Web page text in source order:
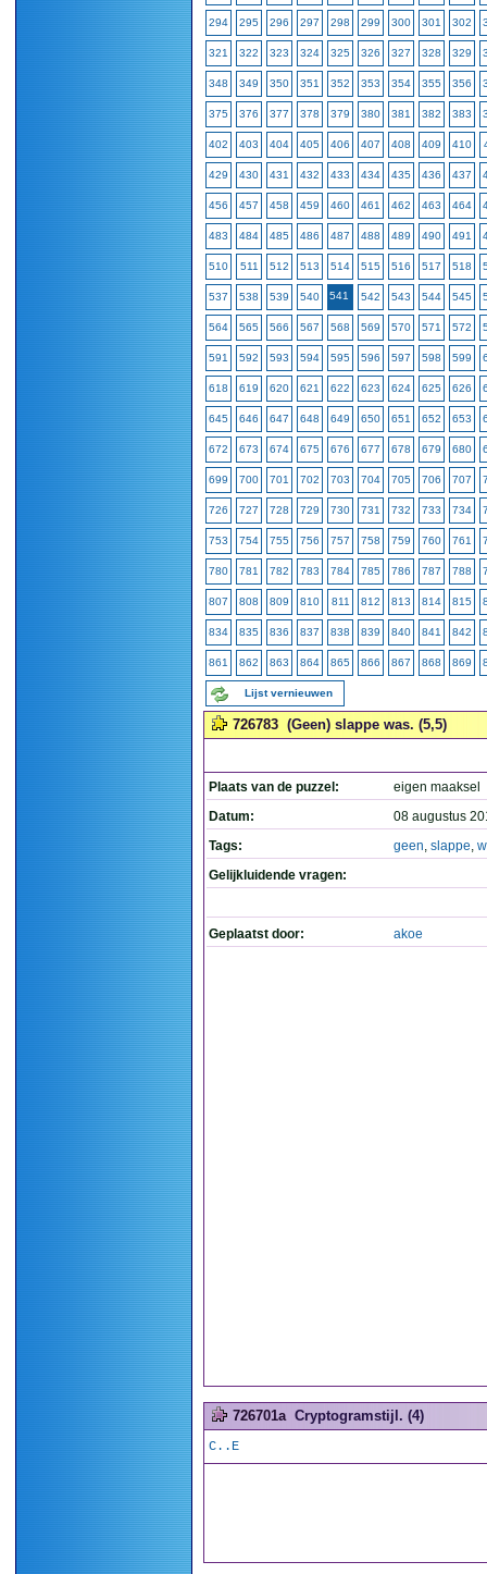
294 295 296 297 298 299 300 301 302
321 322 323 324 325 326 327 328 329
348 349 350 351 352 353 354 355 356
375 376 377 378 379 380 381 382 383
402 403 404 405 406 407 408 409 410
429 430 431 432 433 434 435 436 437
456 457 458 459 460 461 462 463 464
483 484 485 486 487 488 489 490 491
510 511 512 513 514 515 516 517 518
537 538 539 540 541 542 543 544 545
564 565 566 567 568 569 570 571 572
591 592 593 594 595 596 597 598 599
618 619 620 621 622 623 624 625 626
645 646 647 648 649 650 651 652 653
672 673 674 675 676 677 678 679 680
699 700 701 702 703 704 705 706 707
726 727 728 729 730 731 732 733 734
753 754 755 756 757 758 759 760 761
780 781 782 783 784 785 786 787 788
807 808 809 810 811 812 813 814 815
834 835 836 837 838 839 840 841 842
861 862 863 864 865 866 867 868 869
Lijst vernieuwen
726783 (Geen) slappe was. (5,5)
Plaats van de puzzel:
eigen maaksel
Datum:
08 augustus
Tags:
geen, slappe,
Gelijkluidende vragen:
Geplaatst door: akoe
726701a Cryptogramstijl. (4)
C..E